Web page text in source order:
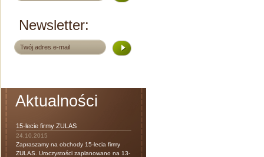
Newsletter:
Aktualności
15-lecie firmy ZULAS
24.10.2015
Zapraszamy na obchody 15-lecia firmy
ZULAS. Uroczystości zaplanowano na 13-